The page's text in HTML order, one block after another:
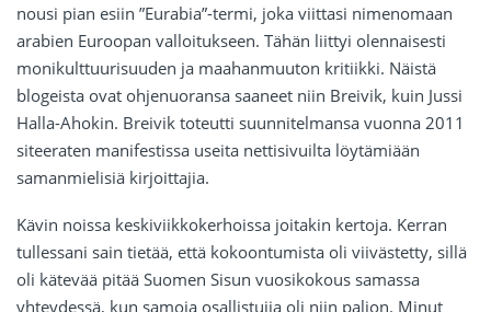
nousi pian esiin ”Eurabia”-termi, joka viittasi nimenomaan
arabien Euroopan valloitukseen. Tähän liittyi olennaisesti
monikulttuurisuuden ja maahanmuuton kritiikki. Näistä
blogeista ovat ohjenuoransa saaneet niin Breivik, kuin Jussi
Halla-Ahokin. Breivik toteutti suunnitelmansa vuonna 2011
siteeraten manifestissa useita nettisivuilta löytämiään
samanmielisiä kirjoittajia.
Kävin noissa keskiviikkokerhoissa joitakin kertoja. Kerran
tullessani sain tietää, että kokoontumista oli viivästetty, sillä
oli kätevää pitää Suomen Sisun vuosikokous samassa
yhteydessä, kun samoja osallistujia oli niin paljon. Minut